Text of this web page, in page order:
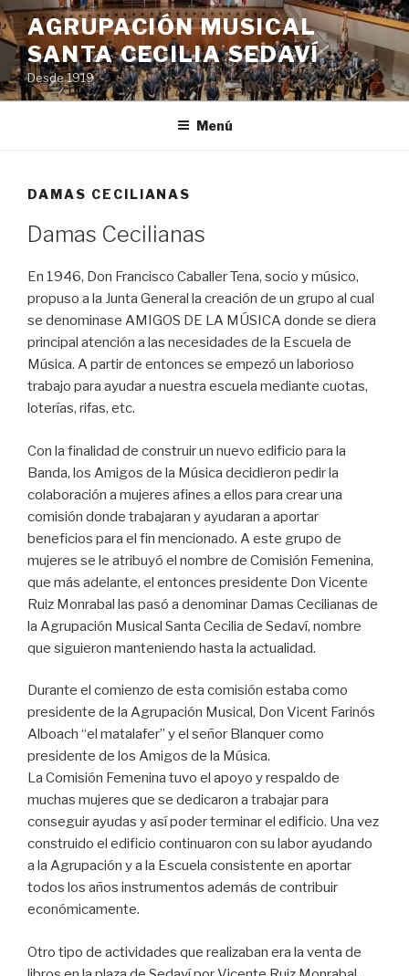
Saltar
al
contenido
AGRUPACIÓN MUSICAL
SANTA CECILIA SEDAVÍ
Desde 1919
Menú
DAMAS CECILIANAS
Damas Cecilianas
En 1946, Don Francisco Caballer Tena, socio y músico,
propuso a la Junta General la creación de un grupo al cual
se denominase AMIGOS DE LA MÚSICA donde se diera
principal atención a las necesidades de la Escuela de
Música. A partir de entonces se empezó un laborioso
trabajo para ayudar a nuestra escuela mediante cuotas,
loterías, rifas, etc.
Con la finalidad de construir un nuevo edificio para la
Banda, los Amigos de la Música decidieron pedir la
colaboración a mujeres afines a ellos para crear una
comisión donde trabajaran y ayudaran a aportar
beneficios para el fin mencionado. A este grupo de
mujeres se le atribuyó el nombre de Comisión Femenina,
que más adelante, el entonces presidente Don Vicente
Ruiz Monrabal las pasó a denominar Damas Cecilianas de
la Agrupación Musical Santa Cecilia de Sedaví, nombre
que siguieron manteniendo hasta la actualidad.
Durante el comienzo de esta comisión estaba como
presidente de la Agrupación Musical, Don Vicent Farinós
Alboach “el matalafer” y el señor Blanquer como
presidente de los Amigos de la Música.
La Comisión Femenina tuvo el apoyo y respaldo de
muchas mujeres que se dedicaron a trabajar para
conseguir ayudas y así poder terminar el edificio. Una vez
construido el edificio continuaron con su labor ayudando
a la Agrupación y a la Escuela consistente en aportar
todos los años instrumentos además de contribuir
económicamente.
Otro tipo de actividades que realizaban era la venta de